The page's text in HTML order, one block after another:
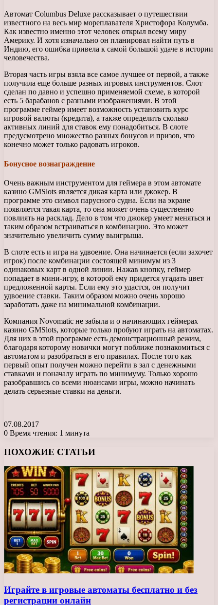
Автомат Columbus Deluxe рассказывает о путешествии
известного на весь мир мореплавателя Христофора Колумба.
Как известно именно этот человек открыл всему миру
Америку. И хотя изначально он планировал найти путь в
Индию, его ошибка привела к самой большой удаче в истории
человечества.
Вторая часть игры взяла все самое лучшее от первой, а также
получила еще больше разных игровых инструментов. Слот
сделан по давно и успешно применяемой схеме, в которой
есть 5 барабанов с разными изображениями. В этой
программе геймер имеет возможность установить курс
игровой валюты (кредита), а также определить сколько
активных линий для ставок ему понадобиться. В слоте
предусмотрено множество разных бонусов и призов, что
конечно может только радовать игроков.
Бонусное вознаграждение
Очень важным инструментом для геймера в этом автомате
казино GMSlots является дикая карта или джокер. В
программе это символ парусного судна. Если на экране
появляется такая карта, то она может очень существенно
повлиять на расклад. Дело в том что джокер умеет меняться и
таким образом встраиваться в комбинацию. Это может
значительно увеличить сумму выигрыша.
В слоте есть и игра на удвоение. Она начинается (если захочет
игрок) после комбинации состоящей минимум из 3
одинаковых карт в одной линии. Нажав кнопку, геймер
попадает в мини-игру, в которой ему придется угадать цвет
предложенной карты. Если ему это удастся, он получит
удвоение ставки. Таким образом можно очень хорошо
заработать даже на минимальной комбинации.
Компания Novomatic не забыла и о начинающих геймерах
казино GMSlots, которые только пробуют играть на автоматах.
Для них в этой программе есть демонстрационный режим,
благодаря которому новички могут поближе познакомиться с
автоматом и разобраться в его правилах. После того как
первый опыт получен можно перейти в зал с денежными
ставками и поначалу играть по минимуму. Только хорошо
разобравшись со всеми нюансами игры, можно начинать
делать серьезные ставки на деньги.
07.08.2017
0 Время чтения: 1 минута
ПОХОЖИЕ СТАТЬИ
Играйте в игровые автоматы бесплатно и без
регистрации онлайн